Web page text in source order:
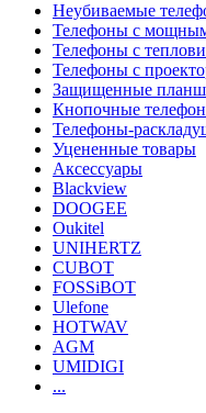
Неубиваемые
Телефоны с
Телефоны с
Телефоны с
Защищенные
Кнопочные
Телефоны-
Уцененные товары
Аксессуары
Blackview
DOOGEE
Oukitel
UNIHERTZ
CUBOT
FOSSiBOT
Ulefone
HOTWAV
AGM
UMIDIGI
...